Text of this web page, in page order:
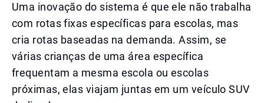
Uma inovação do sistema é que ele não trabalha
com rotas fixas específicas para escolas, mas
cria rotas baseadas na demanda. Assim, se
várias crianças de uma área específica
frequentam a mesma escola ou escolas
próximas, elas viajam juntas em um veículo SUV